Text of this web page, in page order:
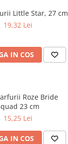
Little Star, 27 cm
19,32 Lei
IN COS
Roze Bride
23 cm
15,25 Lei
IN COS